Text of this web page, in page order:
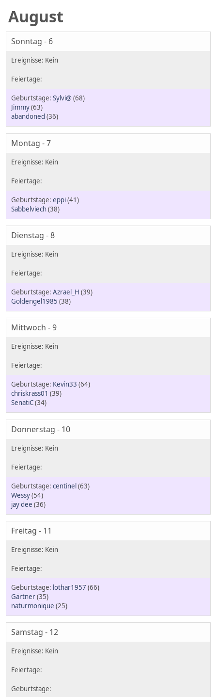
August
Sonntag - 6
Sylvi@(68)
Jimmy(63)
abandoned (36)
Montag - 7
eppi(41)
Sabbelviech(38)
Dienstag - 8
Azrael_H (39)
Goldengel1985 (38)
Mittwoch - 9
Kevin33 (64)
chriskrass01 (39)
SenatiC(34)
Donnerstag - 10
centinel(63)
Wessy(54)
jay dee (36)
Freitag - 11
lothar1957 (66)
Gärtner(35)
naturmonique (25)
Samstag - 12